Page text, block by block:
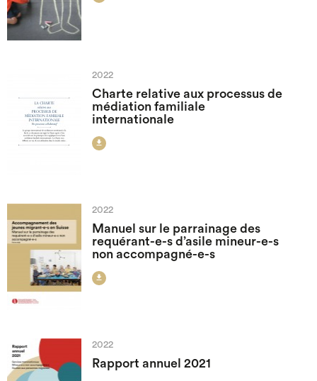
2022
Charte relative aux processus de
médiation familiale
internationale

2022
Manuel sur le parrainage des
requérant-e-s d’asile mineur-e-s
non accompagné-e-s

2022
Rapport annuel 2021